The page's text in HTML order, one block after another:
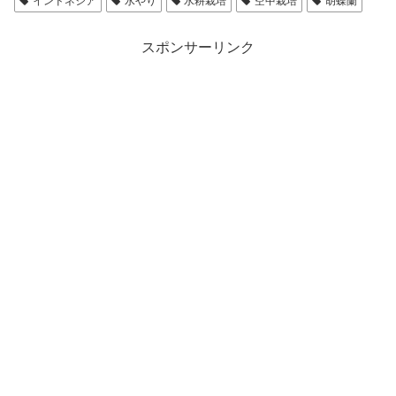
スポンサーリンク